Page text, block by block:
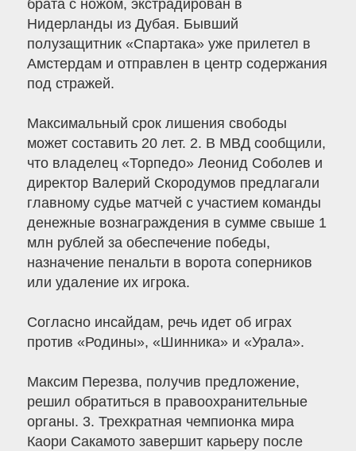
брата с ножом, экстрадирован в
Нидерланды из Дубая. Бывший
полузащитник «Спартака» уже прилетел в
Амстердам и отправлен в центр содержания
под стражей.
Максимальный срок лишения свободы
может составить 20 лет. 2. В МВД сообщили,
что владелец «Торпедо» Леонид Соболев и
директор Валерий Скородумов предлагали
главному судье матчей с участием команды
денежные вознаграждения в сумме свыше 1
млн рублей за обеспечение победы,
назначение пенальти в ворота соперников
или удаление их игрока.
Согласно инсайдам, речь идет об играх
против «Родины», «Шинника» и «Урала».
Максим Перезва, получив предложение,
решил обратиться в правоохранительные
органы. 3. Трехкратная чемпионка мира
Каори Сакамото завершит карьеру после